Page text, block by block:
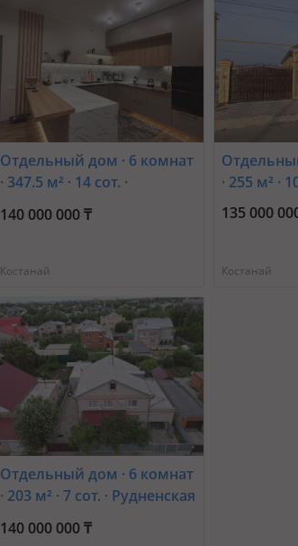
Отдельный дом · 6 комнат
· 347.5 м² · 14 сот. ·
Тепличная
140 000 000 ₸
Костанай
· 255 м² ·
135 000
Костанай
Отдельный дом · 6 комнат
· 203 м² · 7 сот. · Рудненская
111/7 — Район Военного
городка
140 000 000 ₸